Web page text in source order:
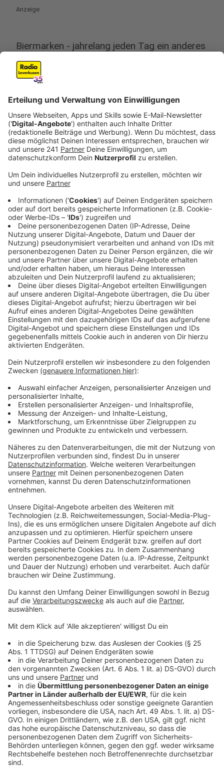
Anzeige
Biermarken - jahrelang jeden Tag ein anderes
deutsches Bier
Anzeige
Deutschland über 7500 Biermarken. So viele wir
nirgendwo sonst. Damit könnte man also locker in den
nächsten 20 Jahren jeden Tag ein anderes deutsches
Bier trinken. Ob das gesund ist, darüber kann man
alkoholfreie Biere dazu. Vielleicht sollte man dann
Anzeige
Biersommelier-Weltmeisterschaften
Anzeige
Seit 2009 gibt es eineWeltmeisterschaft der
Sommeliers für Bier. Die wird etwa alle zwei Jahre
ausgetragen. Aktueller Titelträger ist der Schweizer
Giuliano. Genoni. Nächster Termin ist 2025. Aktuell
konnten bereits viermal Deutsche den Pokal mit nach
Hause nehmen. Mehr als jede andere Nation.
Wer hat Bier erfunden?
Anzeige
Also kurz gesagt: der Mensch. Genau, kann man das
nicht sagen. Neuste Erkenntnisse zeigen, dass Bier
älter als 9000 Jahre ist. Darauf deuten Funde aus
China hin. Dort wurden Tongefäße gefunden, die mit
Spuren eines gegorenen Getränkes aus Reis, Honig und
Früchten gefüllt waren. Auch gibt es Funde aus dem
heutigen Westjordanland und Palästina, die für einen
Anbau und die Verarbeitung von Gerste vor rund 10.000
Jahren sprechen.Einige Archäologen nehmen sogar an,
dass Bier maßgeblich zur Sesshaftwerdung des
Jäger und Sammler auch schlecht Bier brauen.
Cannabis und Bier
Anzeige
Echter Hopfen, den man für das Bierbrauen nimmt und
Cannabispflanzen sind miteinander verwandt. Beide
gehören botanisch zur Familie der Hanfgewächse. Die
Erkenntnis ist relativ neu. Erst vor rund 20 Jahren
konnten Forscheraus Großbritannien und den USA
durch Analyse der Gene der Pflanzen nachweisen, dass